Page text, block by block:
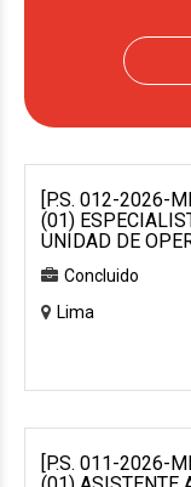
[P.S. 012-2026-
(01)
UNIDAD DE
Concluido
Lima
[P.S. 011-2026-